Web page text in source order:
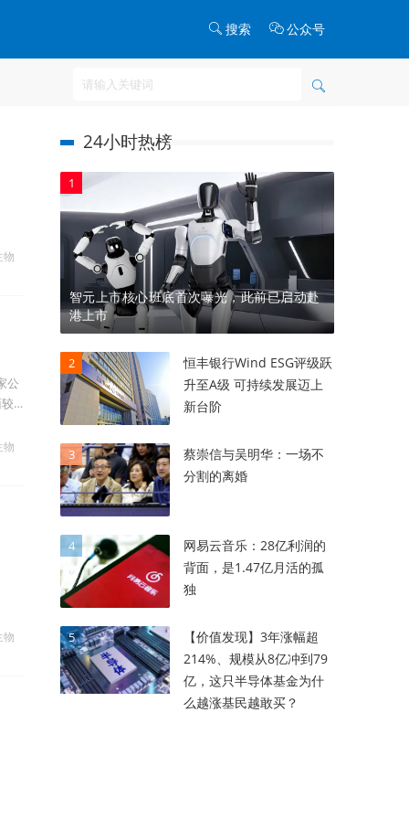
搜索 公众号
物
公
物
物
24小时热榜
1
智元上市核心班底首次曝光，此前已启动赴
港上市
2
恒丰银行Wind ESG评级跃
升至A级 可持续发展迈上
新台阶
3
蔡崇信与吴明华：一场不
分割的离婚
4
网易云音乐：28亿利润的
背面，是1.47亿月活的孤
独
5
【价值发现】3年涨幅超
214%、规模从8亿冲到79
亿，这只半导体基金为什
么越涨基民越敢买？